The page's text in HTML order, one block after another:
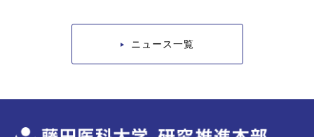
ニュース一覧